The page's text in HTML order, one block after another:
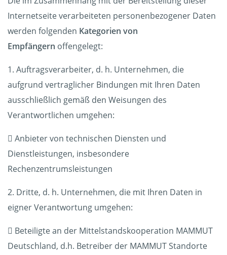
Internetseite verarbeiteten personenbezogener Daten
werden folgenden Kategorien von
Empfängern offengelegt:
1. Auftragsverarbeiter, d. h. Unternehmen, die
aufgrund vertraglicher Bindungen mit Ihren Daten
ausschließlich gemäß den Weisungen des
Verantwortlichen umgehen:
 Anbieter von technischen Diensten und
Dienstleistungen, insbesondere
Rechenzentrumsleistungen
2. Dritte, d. h. Unternehmen, die mit Ihren Daten in
eigner Verantwortung umgehen:
 Beteiligte an der Mittelstandskooperation MAMMUT
Deutschland, d.h. Betreiber der MAMMUT Standorte